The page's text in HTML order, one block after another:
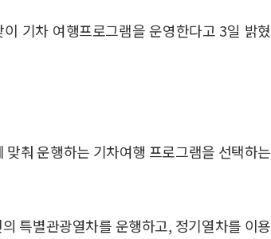
기차 여행프로그램을 운영한다고 3일 밝혔
춰 운행하는 기차여행 프로그램을 선택하는
특별관광열차를 운행하고, 정기열차를 이용